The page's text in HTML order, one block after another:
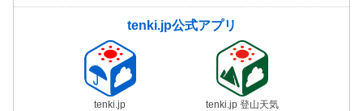
tenki.jp公式アプリ
tenki.jp tenki.jp 登山天気